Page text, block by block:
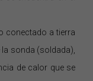
conectado a tierra
sonda (soldada),
de calor que se